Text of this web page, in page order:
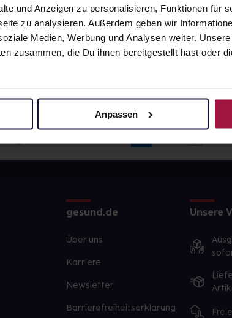
und Anzeigen zu personalisieren, Funktionen für
zu analysieren. Außerdem geben wir
Medien, Werbung und Analysen weiter.
zusammen, die Du ihnen bereitgestellt hast oder
Anpassen
gesund.de
Über uns
Karriere
Newsletter
Barrierefreiheitserklärung
Unsere